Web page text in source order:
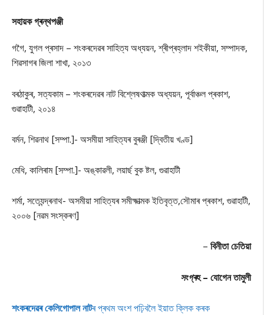
সহায়ক গ্ৰন্থপঞ্জী
গগৈ, যুগল প্ৰসাদ – শংকৰদেৱৰ সাহিত্য অধ্যয়ন, শ্ৰীপ্ৰহ্লাদ শইকীয়া, সম্পাদক,
শিৱসাগৰ জিলা শাখা, ২০১৩
বৰঠাকুৰ, সত্যকাম – শংকৰদেৱৰ নাট বিশ্লেষণাত্মক অধ্যয়ন, পূৰ্বাঞ্চল প্ৰকাশ,
গুৱাহাটী, ২০১৪
বৰ্মন, শিৱনাথ [সম্পা.]- অসমীয়া সাহিত্যৰ বুৰঞ্জী [দ্বিতীয় খণ্ড]
মেধি, কালিৰাম [সম্পা.]- অঙ্কাৱলী, লয়াৰ্ছ বুক ষ্টল, গুৱাহাটী
শৰ্মা, সত্যেন্দ্ৰনাথ- অসমীয়া সাহিত্যৰ সমীক্ষাত্মক ইতিবৃত্ত,সৌমাৰ প্ৰকাশ, গুৱাহাটী,
২০০৬ [নৱম সংস্কৰণ]
– বিনীতা চেতিয়া
সংগ্ৰহ – যোগেন তামুলী
শংকৰদেৱৰ কেলিগোপাল নাটৰ প্ৰথম অংশ পঢ়িবলৈ ইয়াত ক্লিক কৰক